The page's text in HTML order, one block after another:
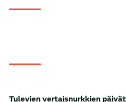
Tulevien vertaisnurkkien